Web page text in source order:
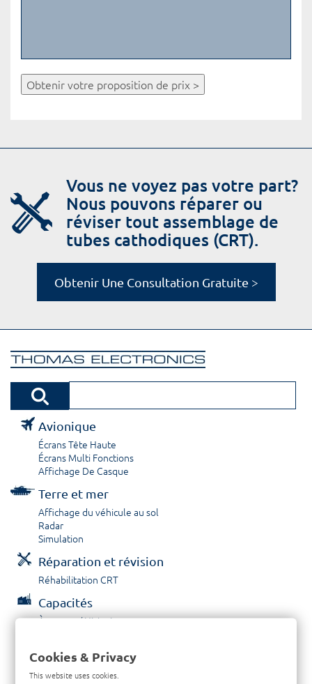
Obtenir votre proposition de prix >
Vous ne voyez pas votre part?
Nous pouvons réparer ou
réviser tout assemblage de
tubes cathodiques (CRT).
Obtenir Une Consultation Gratuite >
Avionique
Écrans Tête Haute
Écrans Multi Fonctions
Affichage De Casque
Terre et mer
Affichage du véhicule au sol
Radar
Simulation
Réparation et révision
Réhabilitation CRT
Capacités
À propos / Historique
Contactez nous
Cookies & Privacy
This website uses cookies.